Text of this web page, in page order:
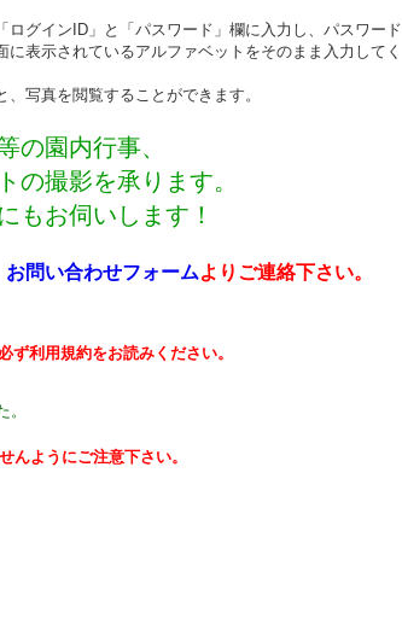
グインID」と「パスワード」欄に入力し、パスワード
表示されているアルファベットをそのまま入力してく
写真を閲覧することができます。
園内行事、
の撮影を承ります。
もお伺いします！
お問い合わせフォームよりご連絡下さい。
ず利用規約をお読みください。
んようにご注意下さい。